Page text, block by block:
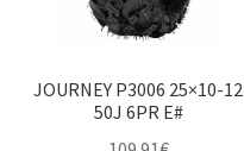
JOURNEY P3006 25×10-12
50J 6PR E#